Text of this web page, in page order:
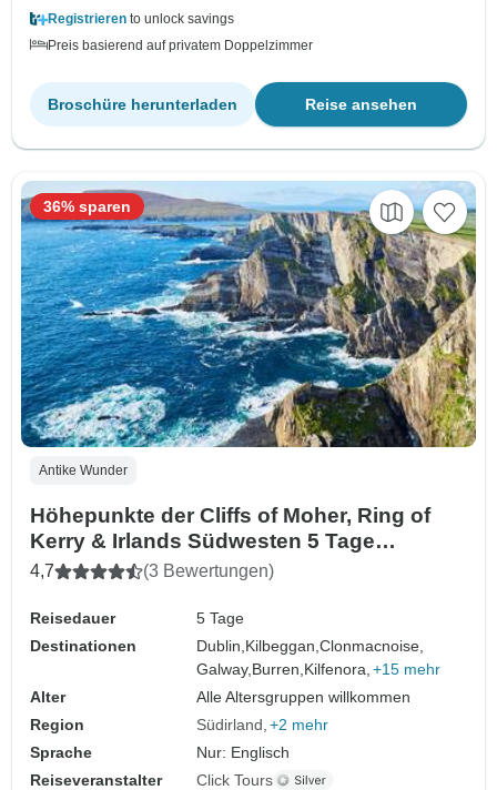
Registrieren to unlock savings
Preis basierend auf privatem Doppelzimmer
Reise ansehen
Broschüre herunterladen
Antike Wunder
Höhepunkte der Cliffs of Moher, Ring of
Kerry & Irlands Südwesten 5 Tage
Kleingruppe
4,7 (3 Bewertungen)
Reisedauer
5 Tage
Destinationen
Dublin, Kilbeggan,Clonmacnoise,
Galway, Burren, Kilfenora, +15 mehr
Alter
Alle Altersgruppen willkommen
Region
Südirland +2 mehr
Sprache
Nur: Englisch
Reiseveranstalter
Click Tours
36% sparen